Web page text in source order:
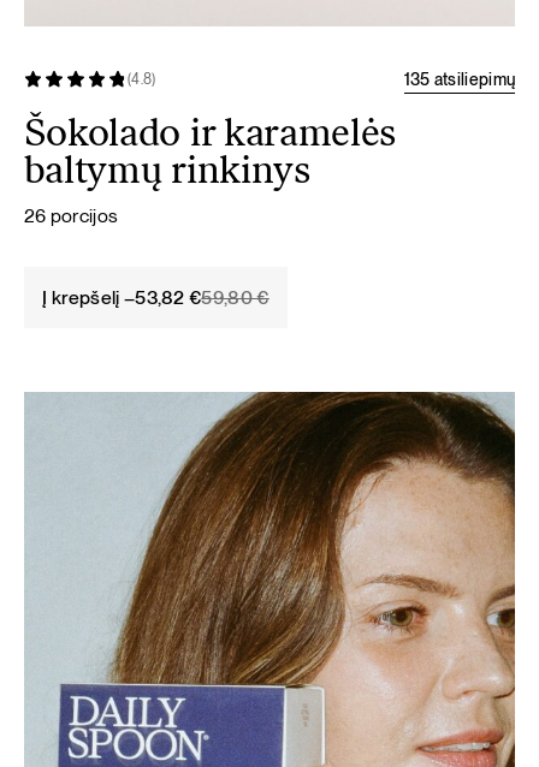
(4.8) 135 atsiliepimų
Šokolado ir karamelės
baltymų rinkinys
26 porcijos
Į krepšelį – 59,80€
Original
53,82€
Current